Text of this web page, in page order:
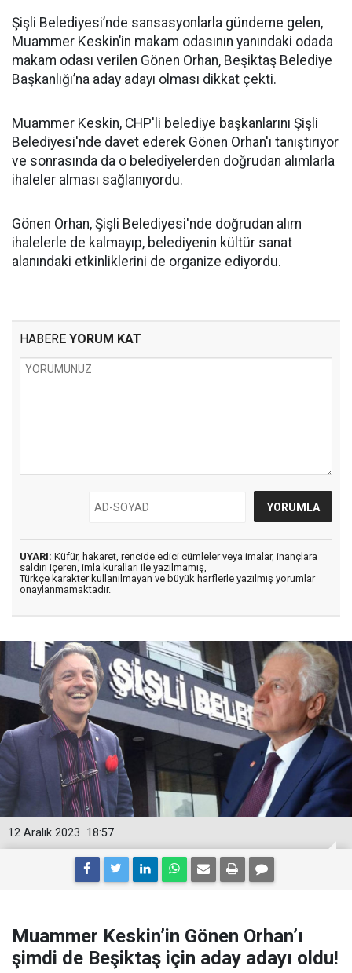
Şişli Belediyesi’nde sansasyonlarla gündeme gelen,
Muammer Keskin’in makam odasının yanındaki odada
makam odası verilen Gönen Orhan, Beşiktaş Belediye
Başkanlığı’na aday adayı olması dikkat çekti.
Muammer Keskin, CHP'li belediye başkanlarını Şişli
Belediyesi'nde davet ederek Gönen Orhan'ı tanıştırıyor
ve sonrasında da o belediyelerden doğrudan alımlarla
ihaleler alması sağlanıyordu.
Gönen Orhan, Şişli Belediyesi'nde doğrudan alım
ihalelerle de kalmayıp, belediyenin kültür sanat
alanındaki etkinliklerini de organize ediyordu.
HABERE YORUM KAT
UYARI: Küfür, hakaret, rencide edici cümleler veya imalar, inançlara
saldırı içeren, imla kuralları ile yazılmamış,
Türkçe karakter kullanılmayan ve büyük harflerle yazılmış yorumlar
onaylanmamaktadır.
18:57
12 Aralık 2023
Muammer Keskin’in Gönen Orhan’ı
şimdi de Beşiktaş için aday adayı oldu!